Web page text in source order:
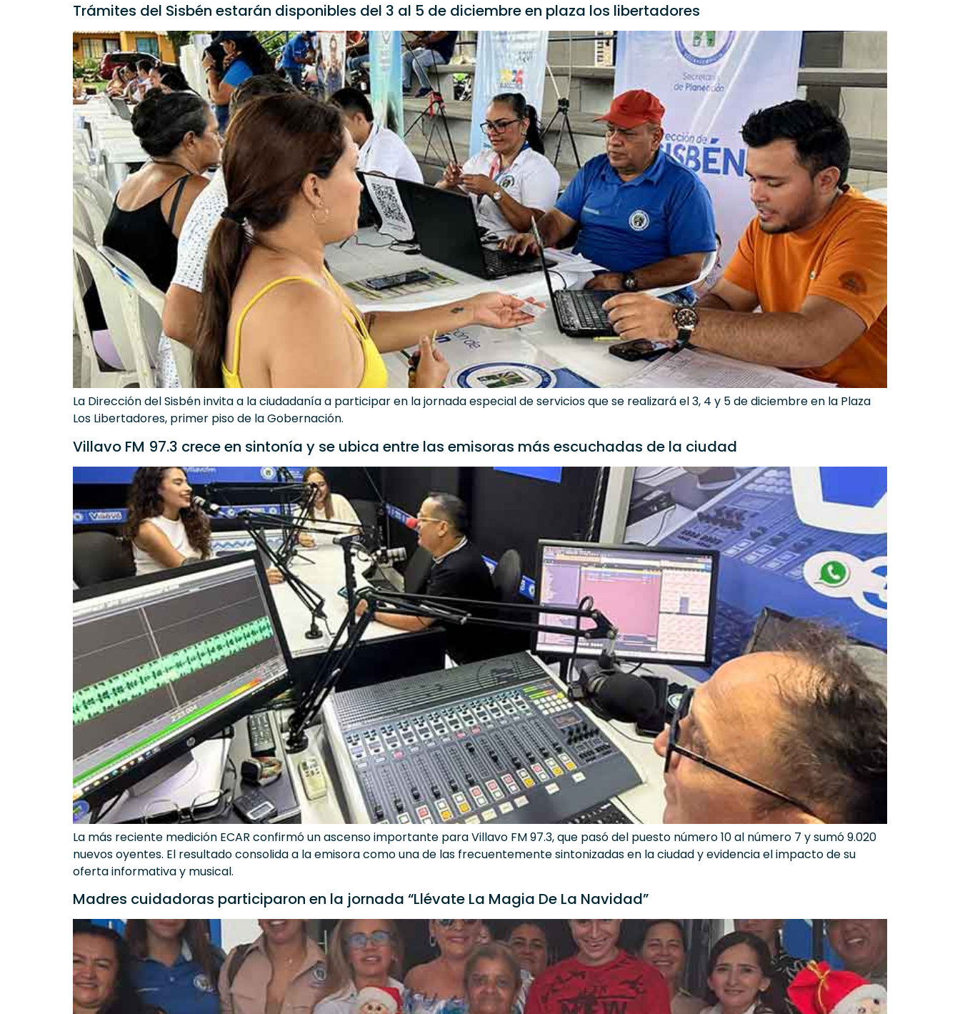
Trámites del Sisbén estarán disponibles del 3 al 5 de diciembre en plaza los libertadores
La Dirección del Sisbén invita a la ciudadanía a participar en la jornada especial de servicios que se realizará el 3, 4 y 5 de diciembre en la Plaza
Los Libertadores, primer piso de la Gobernación.
Villavo FM 97.3 crece en sintonía y se ubica entre las emisoras más escuchadas de la ciudad
La más reciente medición ECAR confirmó un ascenso importante para Villavo FM 97.3, que pasó del puesto número 10 al número 7 y sumó 9.020
nuevos oyentes. El resultado consolida a la emisora como una de las frecuentemente sintonizadas en la ciudad y evidencia el impacto de su
oferta informativa y musical.
Madres cuidadoras participaron en la jornada “Llévate La Magia De La Navidad”